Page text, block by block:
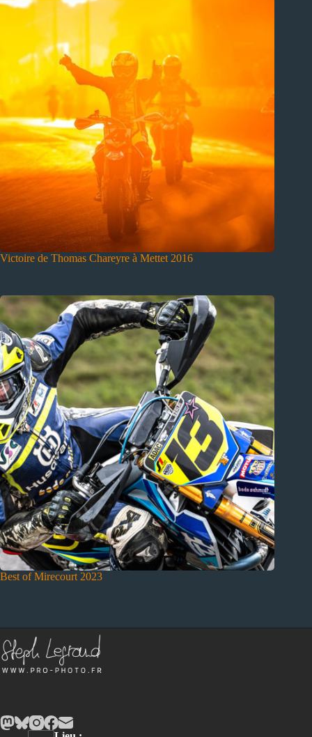
Victoire de Thomas Chareyre à Mettet 2016
Best of Mirecourt 2023